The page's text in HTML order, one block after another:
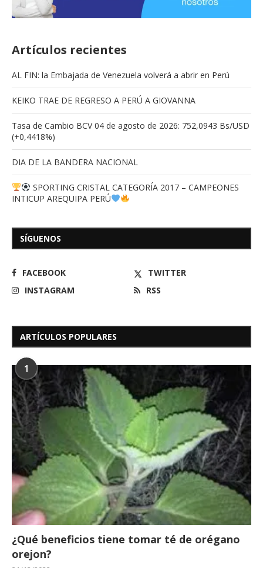
Artículos recientes
AL FIN: la Embajada de Venezuela volverá a abrir en Perú
KEIKO TRAE DE REGRESO A PERÚ A GIOVANNA
Tasa de Cambio BCV 04 de agosto de 2026: 752,0943 Bs/USD
(+0,4418%)
DIA DE LA BANDERA NACIONAL
SPORTING CRISTAL CATEGORÍA 2017 – CAMPEONES
INTICUP AREQUIPA PERÚ
SÍGUENOS
FACEBOOK
TWITTER
INSTAGRAM
RSS
ARTÍCULOS POPULARES
1
¿Qué beneficios tiene tomar té de orégano
orejon?